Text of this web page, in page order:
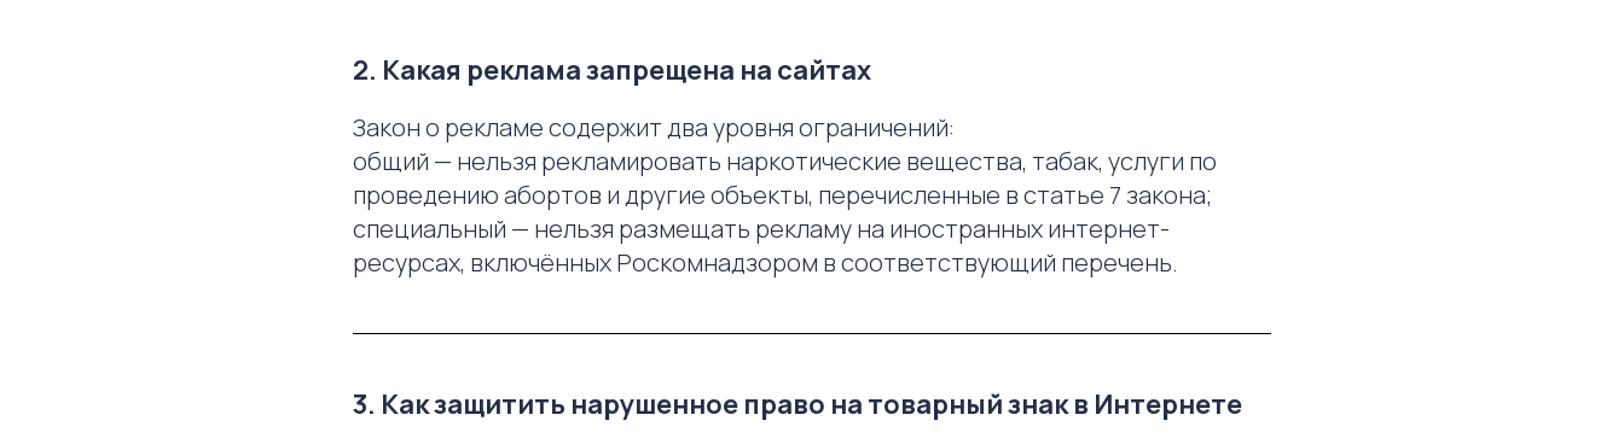
2. Какая реклама запрещена на сайтах
Закон о рекламе содержит два уровня ограничений:
общий — нельзя рекламировать наркотические вещества, табак, услуги по
проведению абортов и другие объекты, перечисленные в статье 7 закона;
специальный — нельзя размещать рекламу на иностранных интернет-
ресурсах, включённых Роскомнадзором в соответствующий перечень.
3. Как защитить нарушенное право на товарный знак в Интернете